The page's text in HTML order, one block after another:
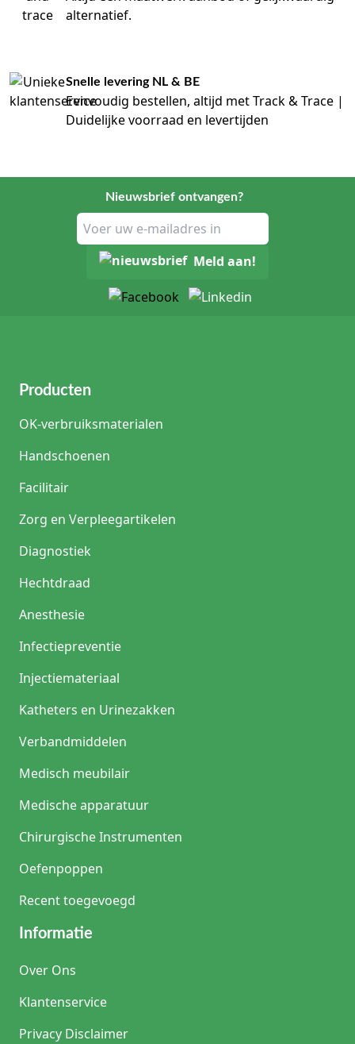
alternatief.
Snelle levering NL & BE
Eenvoudig bestellen, altijd met Track & Trace |
Duidelijke voorraad en levertijden
Nieuwsbrief ontvangen?
Meld aan!
Producten
OK-verbruiksmaterialen
Handschoenen
Facilitair
Zorg en Verpleegartikelen
Diagnostiek
Hechtdraad
Anesthesie
Infectiepreventie
Injectiemateriaal
Katheters en Urinezakken
Verbandmiddelen
Medisch meubilair
Medische apparatuur
Chirurgische Instrumenten
Oefenpoppen
Recent toegevoegd
Informatie
Over Ons
Klantenservice
Privacy Disclaimer